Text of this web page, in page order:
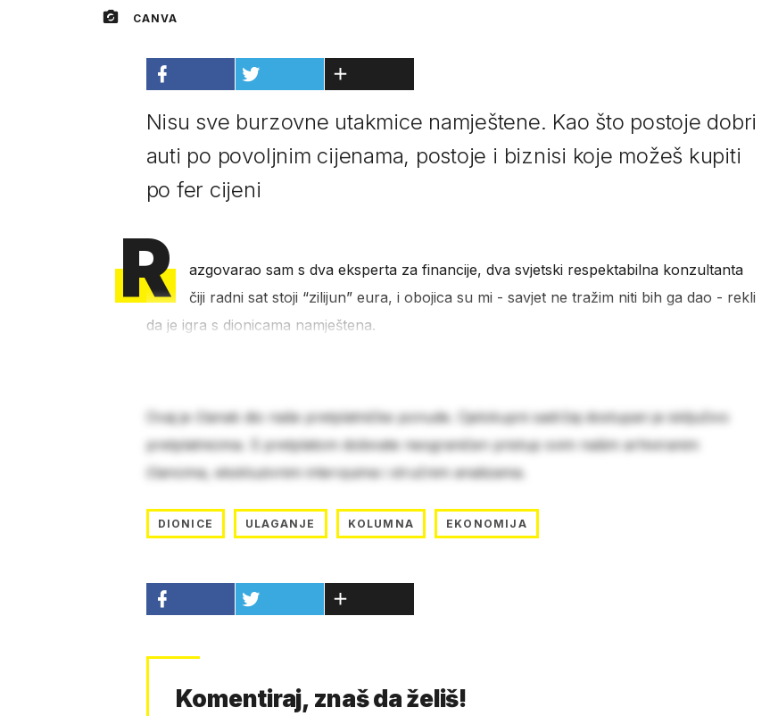
CANVA
Nisu sve burzovne utakmice namještene. Kao što postoje dobri
auti po povoljnim cijenama, postoje i biznisi koje možeš kupiti
po fer cijeni
R
azgovarao sam s dva eksperta za financije, dva svjetski respektabilna konzultanta
čiji radni sat stoji “zilijun” eura, i obojica su mi - savjet ne tražim niti bih ga dao - rekli
da je igra s dionicama namještena.
Ovaj je članak dio naše pretplatničke ponude. Cjelokupni sadržaj dostupan je isključivo
pretplatnicima. S pretplatom dobivate neograničen pristup svim našim arhiviranim
člancima, ekskluzivnim intervjuima i stručnim analizama.
DIONICE ULAGANJE KOLUMNA EKONOMIJA
Komentiraj, znaš da želiš!